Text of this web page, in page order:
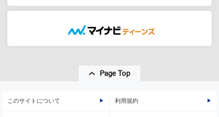
Page Top
このサイトについて 利用規約